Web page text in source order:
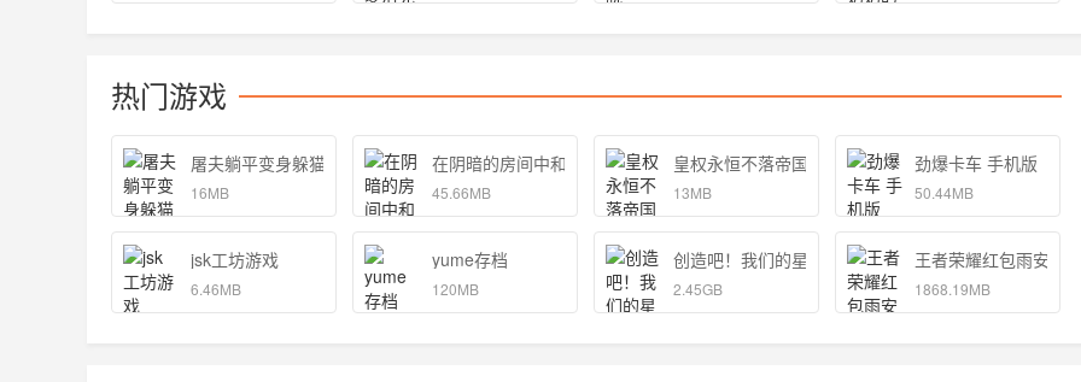
热门游戏
屠夫躺平变身躲猫猫游戏安卓版 1.0
16MB
在阴暗的房间中和独孤的女孩子的物语 手机版
45.66MB
皇权永恒不落帝国官方
13MB
劲爆卡车 手机版
50.44MB
jsk工坊游戏
6.46MB
yume存档
120MB
创造吧！我们的星球
2.45GB
王者荣耀红包雨安卓
1868.19MB